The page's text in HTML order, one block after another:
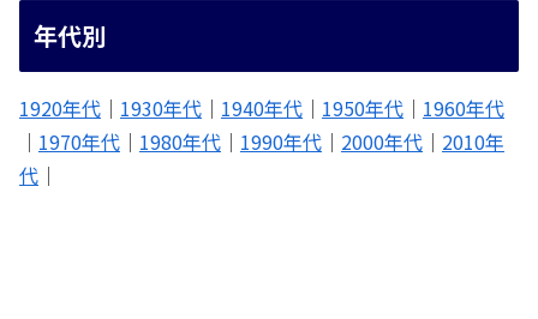
年代別
1920年代 ｜ 1930年代 ｜ 1940年代 ｜ 1950年代 ｜ 1960年代
｜ 1970年代 ｜ 1980年代 ｜ 1990年代 ｜ 2000年代 ｜ 2010年
代 ｜